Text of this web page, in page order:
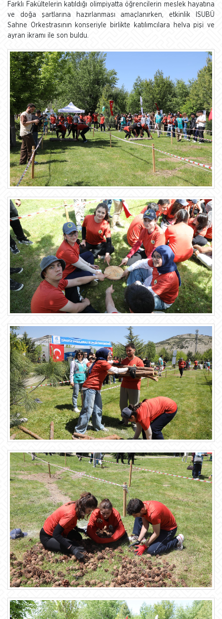
Farklı Fakültelerin katıldığı olimpiyatta öğrencilerin meslek hayatına
ve doğa şartlarına hazırlanması amaçlanırken, etkinlik ISUBÜ
Sahne Orkestrasının konseriyle birlikte katılımcılara helva pişi ve
ayran ikramı ile son buldu.